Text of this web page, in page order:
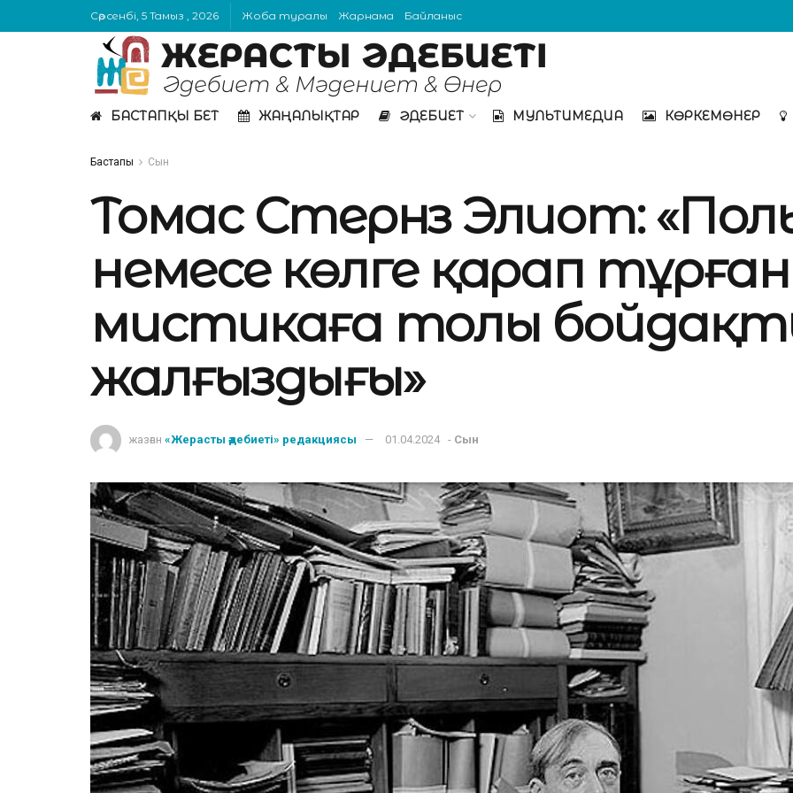
Сәрсенбі, 5 Тамыз , 2026 Жоба туралы Жарнама Байланыс
БАСТАПҚЫ БЕТ ЖАҢАЛЫҚТАР ӘДЕБИЕТ МУЛЬТИМЕДИА КӨРКЕМӨНЕР
Бастапқы Сын
Томас Стернз Элиот:
немесе көлге қарап
мистикаға толы
жалғыздығы»
жазған «Жерасты әдебиеті» редакциясы 01.04.2024 - Сын